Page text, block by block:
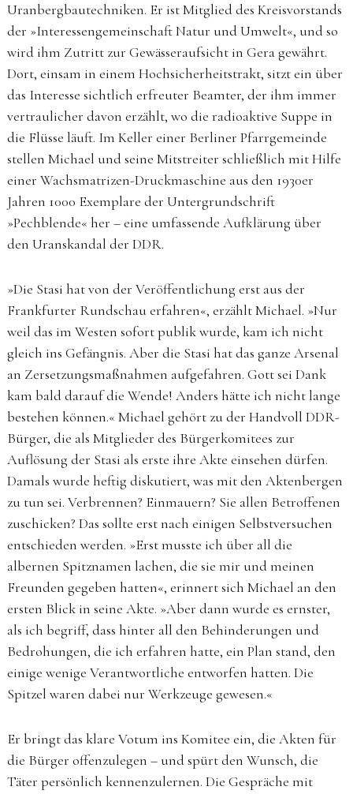
Uranbergbautechniken. Er ist Mitglied des Kreisvorstands
der »Interessengemeinschaft Natur und Umwelt«, und so
wird ihm Zutritt zur Gewässeraufsicht in Gera gewährt.
Dort, einsam in einem Hochsicherheitstrakt, sitzt ein über
das Interesse sichtlich erfreuter Beamter, der ihm immer
vertraulicher davon erzählt, wo die radioaktive Suppe in
die Flüsse läuft. Im Keller einer Berliner Pfarrgemeinde
stellen Michael und seine Mitstreiter schließlich mit Hilfe
einer Wachsmatrizen-Druckmaschine aus den 1930er
Jahren 1000 Exemplare der Untergrundschrift
»Pechblende« her – eine umfassende Aufklärung über
den Uranskandal der DDR.
»Die Stasi hat von der Veröffentlichung erst aus der
Frankfurter Rundschau erfahren«, erzählt Michael. »Nur
weil das im Westen sofort publik wurde, kam ich nicht
gleich ins Gefängnis. Aber die Stasi hat das ganze Arsenal
an Zersetzungsmaßnahmen aufgefahren. Gott sei Dank
kam bald darauf die Wende! Anders hätte ich nicht lange
bestehen können.« Michael gehört zu der Handvoll DDR-
Bürger, die als Mitglieder des Bürgerkomitees zur
Auflösung der Stasi als erste ihre Akte einsehen dürfen.
Damals wurde heftig diskutiert, was mit den Aktenbergen
zu tun sei. Verbrennen? Einmauern? Sie allen Betroffenen
zuschicken? Das sollte erst nach einigen Selbstversuchen
entschieden werden. »Erst musste ich über all die
albernen Spitznamen lachen, die sie mir und meinen
Freunden gegeben hatten«, erinnert sich Michael an den
ersten Blick in seine Akte. »Aber dann wurde es ernster,
als ich begriff, dass hinter all den Behinderungen und
Bedrohungen, die ich erfahren hatte, ein Plan stand, den
einige wenige Verantwortliche entworfen hatten. Die
Spitzel waren dabei nur Werkzeuge gewesen.«
Er bringt das klare Votum ins Komitee ein, die Akten für
die Bürger offenzulegen – und spürt den Wunsch, die
Täter persönlich kennenzulernen. Die Gespräche mit